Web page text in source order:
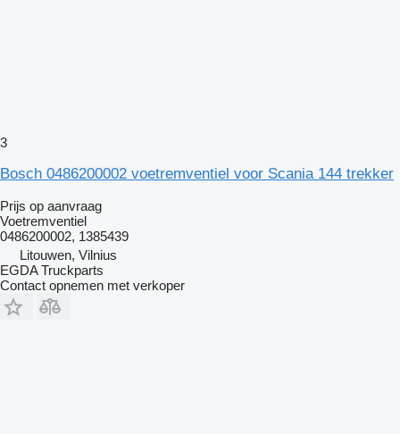
3
Bosch 0486200002 voetremventiel voor Scania 144 trekker
Prijs op aanvraag
Voetremventiel
0486200002, 1385439
Litouwen, Vilnius
EGDA Truckparts
Contact opnemen met verkoper